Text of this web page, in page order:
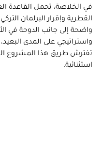
في الخلاصة، تحمل القاعدة
القطرية وإقرار البرلمان
واضحة إلى جانب الدوحة في
واستراتيجي على المدى
تفترش طريق هذا المشروع
استثنائية.